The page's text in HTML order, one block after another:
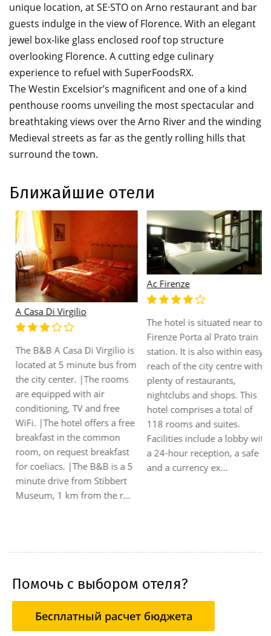
unique location, at SE·STO on Arno restaurant and bar
guests indulge in the view of Florence. With an elegant
jewel box-like glass enclosed roof top structure
overlooking Florence. A cutting edge culinary
experience to refuel with SuperFoodsRX.
The Westin Excelsior’s magnificent and one of a kind
penthouse rooms unveiling the most spectacular and
breathtaking views over the Arno River and the winding
Medieval streets as far as the gently rolling hills that
surround the town.
Ближайшие отели
A Casa Di Virgilio
The B&B A Casa Di Virgilio is
located at 5 minute bus from
the city center. |The rooms
are equipped with air
conditioning, TV and free
WiFi. |The hotel offers a free
breakfast in the common
room, on request breakfast
for coeliacs. |The B&B is a 5
minute drive from Stibbert
Museum, 1 km from the r...
Ac Firenze
The hotel is situated near to
Firenze Porta al Prato train
station. It is also within easy
reach of the city centre with
plenty of restaurants,
nightclubs and shops. This
hotel comprises a total of
118 rooms and suites.
Facilities include a lobby with
a 24-hour reception, a safe
and a currency ex...
Помочь с выбором отеля?
Бесплатный расчет бюджета